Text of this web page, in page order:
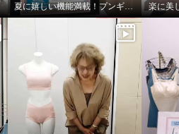
夏に嬉しい機能満載！プンギインギョンシリ ーズ